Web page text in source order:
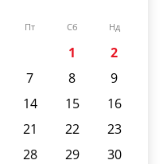
Пт Сб Нд
1
2
7 8
9
14 15
16
21 22
23
28 29
30